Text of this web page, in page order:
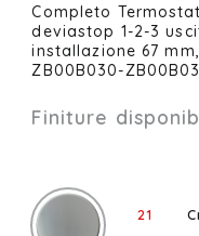
Completo
deviastop 1-2-3
installazione 67
ZB00B030-
Finiture
21